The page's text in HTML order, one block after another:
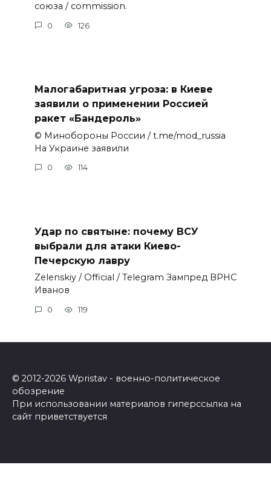
союза / commission.
0 126
Малогабаритная угроза: в Киеве
заявили о применении Россией
ракет «Бандероль»
© Минобороны России / t.me/mod_russia
На Украине заявили
0 114
Удар по святыне: почему ВСУ
выбрали для атаки Киево-
Печерскую лавру
Zеlеnskiу / Оfficiаl / Telegram Зампред ВРНС
Иванов
0 119
© 2012-2026 Wpristav - военно-политическое
обозрение
При использовании материалов гиперссылка на
сайт приветствуется